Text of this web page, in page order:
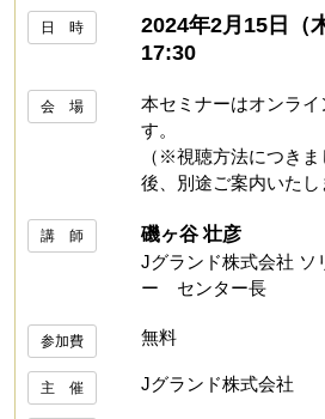
日 時
2024年2月15日（
17:30
会 場
本セミナーはオンラ
す。
（※視聴方法につき
後、別途ご案内いたし
講 師
磯ヶ谷 壮彦
Jグランド株式会社 ソ
ー センター長
参加費 無料
主 催 Jグランド株式会社